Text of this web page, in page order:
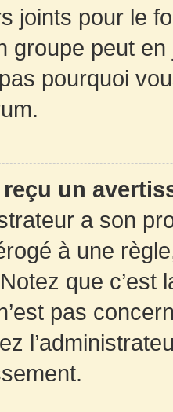
joints pour le
groupe peut
pourquoi
un
a son
à une
que c’est
pas